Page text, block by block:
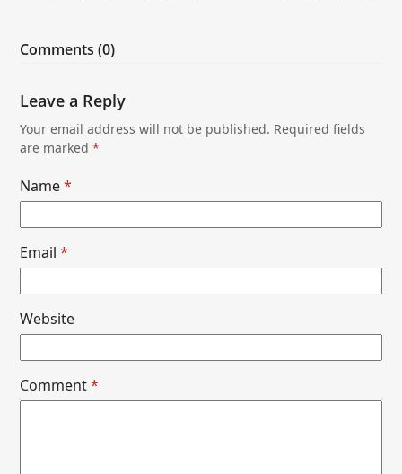
Comments (0)
Leave a Reply
Your email address will not be published. Required fields
are marked*
Name*
Email*
Website
Comment*